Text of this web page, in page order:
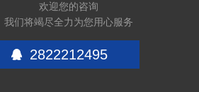
欢迎您的咨询
我们将竭尽全力为您用心服务
2822212495